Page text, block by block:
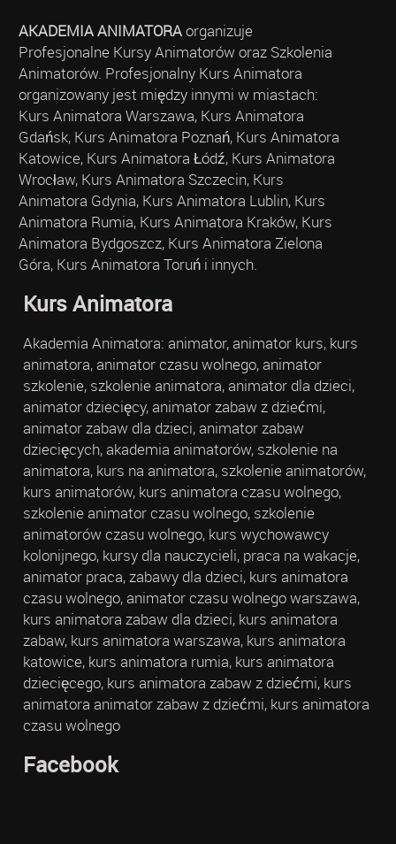
AKADEMIA ANIMATORAorganizuje
Profesjonalne Kursy Animatorów oraz Szkolenia
Animatorów. Profesjonalny Kurs Animatora
organizowany jest między innymi w miastach:
Kurs Animatora Warszawa, Kurs Animatora
Gdańsk, Kurs Animatora Poznań, Kurs Animatora
Katowice, Kurs Animatora Łódź, Kurs Animatora
Wrocław, Kurs Animatora Szczecin, Kurs
Animatora Gdynia, Kurs Animatora Lublin, Kurs
Animatora Rumia, Kurs Animatora Kraków, Kurs
Animatora Bydgoszcz, Kurs Animatora Zielona
Góra, Kurs Animatora Toruń i innych.
Kurs Animatora
Akademia Animatora: animator, animator kurs, kurs
animatora, animator czasu wolnego, animator
szkolenie, szkolenie animatora, animator dla dzieci,
animator dziecięcy, animator zabaw z dziećmi,
animator zabaw dla dzieci, animator zabaw
dziecięcych, akademia animatorów, szkolenie na
animatora, kurs na animatora, szkolenie animatorów,
kurs animatorów, kurs animatora czasu wolnego,
szkolenie animator czasu wolnego, szkolenie
animatorów czasu wolnego, kurs wychowawcy
kolonijnego, kursy dla nauczycieli, praca na wakacje,
animator praca, zabawy dla dzieci, kurs animatora
czasu wolnego, animator czasu wolnego warszawa,
kurs animatora zabaw dla dzieci, kurs animatora
zabaw, kurs animatora warszawa, kurs animatora
katowice, kurs animatora rumia, kurs animatora
dziecięcego, kurs animatora zabaw z dziećmi, kurs
animatora animator zabaw z dziećmi, kurs animatora
czasu wolnego
Facebook